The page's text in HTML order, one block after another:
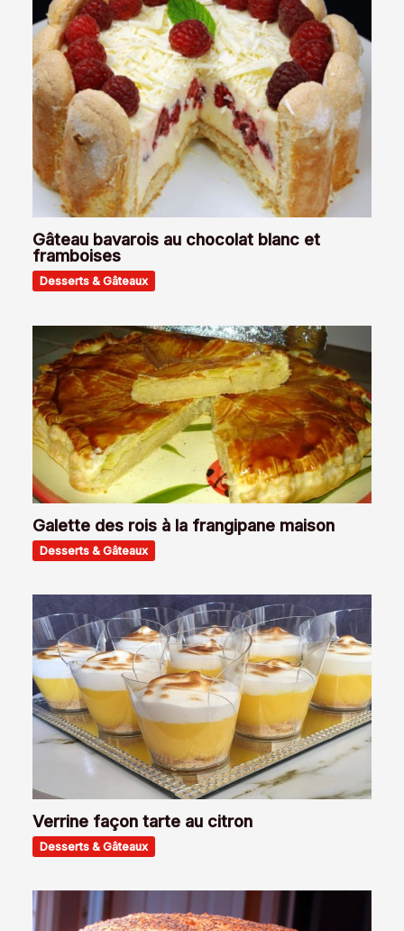
Gâteau bavarois au chocolat blanc et
framboises
Desserts & Gâteaux
Galette des rois à la frangipane maison
Desserts & Gâteaux
Verrine façon tarte au citron
Desserts & Gâteaux